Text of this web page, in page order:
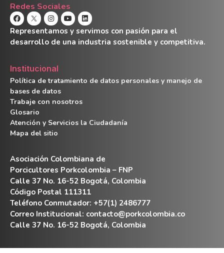
Redes Sociales
Representamos y servimos con pasión para el
desarrollo de una industria sostenible y competitiva.
Institucional
Política de tratamiento de datos personales y manejo de
bases de datos
Trabaje con nosotros
Glosario
Atención y Servicios la Ciudadanía
Mapa del sitio
Asociación Colombiana de
Porcicultores Porkcolombia – FNP
Calle 37 No. 16-52 Bogotá, Colombia
Código Postal 111311
Teléfono Conmutador: +57(1) 2486777
Correo Institucional: contacto@porkcolombia.co
Calle 37 No. 16-52 Bogotá, Colombia